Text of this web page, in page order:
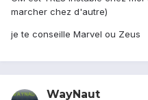
marcher chez d'autre)
je te conseille Marvel ou Zeus
WayNaut